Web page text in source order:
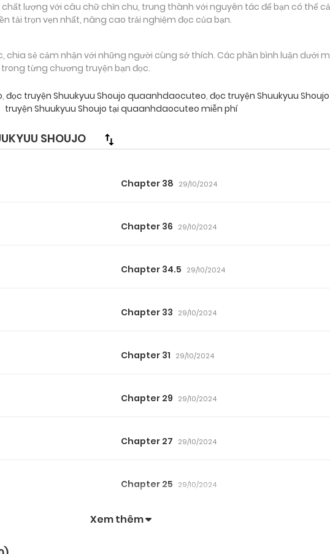
lượng với câu chữ chỉn chu, trung thành với nguyên tác để bạn có thể
tải trọn vẹn nhất, nâng cao trải nghiệm đọc của bạn.
chia sẻ cảm nhận với những người cùng sở thích. Các phần bình luận dưới
từng chương truyện bạn đọc.
, đọc truyện Shuukyuu Shoujo quaanhdaocuteo, đọc truyện Shuukyuu
truyện Shuukyuu Shoujo tại quaanhdaocuteo miễn phí
SHOUJO
Chapter 38 29/10/2024
Chapter 36 29/10/2024
Chapter 34.5 29/10/2024
Chapter 33 29/10/2024
Chapter 31 29/10/2024
Chapter 29 29/10/2024
Chapter 27 29/10/2024
Chapter 25 29/10/2024
Xem thêm